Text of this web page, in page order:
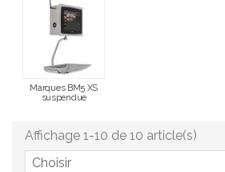
Marques BM5 XS
suspendue
Choisir
Affichage 1-10 de 10 article(s)